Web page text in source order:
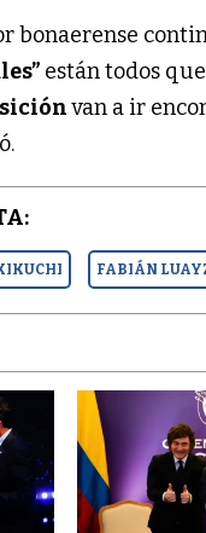
bonaerense
están todos
van a ir
FABIÁN